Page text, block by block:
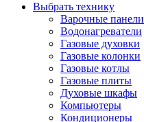
Выбрать технику
Варочные панели
Водонагреватели
Газовые духовки
Газовые колонки
Газовые котлы
Газовые плиты
Духовые шкафы
Компьютеры
Кондиционеры